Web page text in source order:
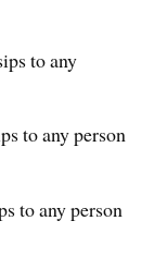
to any
to any person
to any person